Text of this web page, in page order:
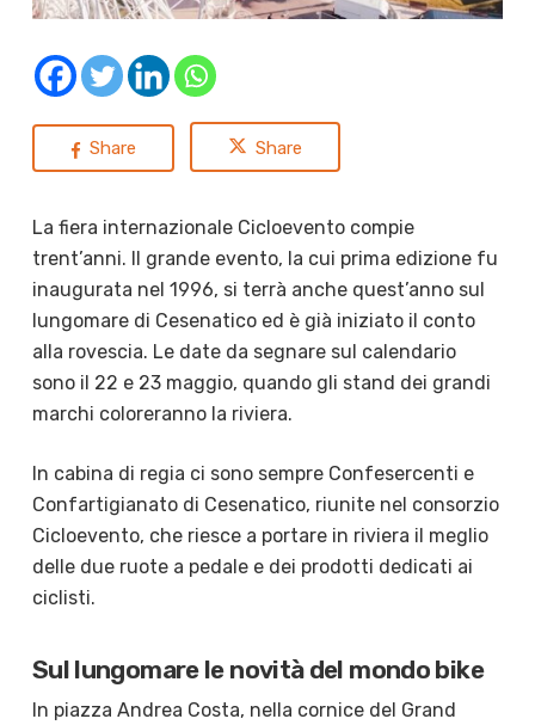
Share Share
La fiera internazionale Cicloevento compie
trent’anni. Il grande evento, la cui prima edizione fu
inaugurata nel 1996, si terrà anche quest’anno sul
lungomare di Cesenatico ed è già iniziato il conto
alla rovescia. Le date da segnare sul calendario
sono il 22 e 23 maggio, quando gli stand dei grandi
marchi coloreranno la riviera.
In cabina di regia ci sono sempre Confesercenti e
Confartigianato di Cesenatico, riunite nel consorzio
Cicloevento, che riesce a portare in riviera il meglio
delle due ruote a pedale e dei prodotti dedicati ai
ciclisti.
Sul lungomare le novità del mondo bike
In piazza Andrea Costa, nella cornice del Grand